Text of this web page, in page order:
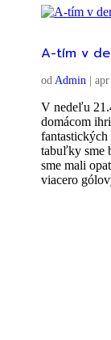
A-tím v
od Admin |
V nedeľu
domácom
tabuľky sme
sme mali
viacero